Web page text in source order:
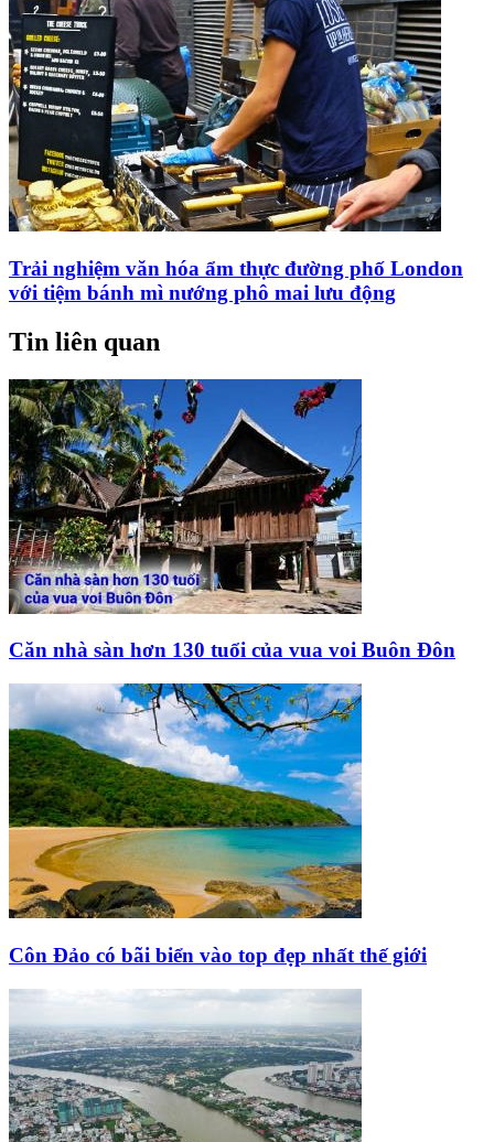
Trải nghiệm văn hóa ẩm thực đường phố London
với tiệm bánh mì nướng phô mai lưu động
Tin liên quan
Căn nhà sàn hơn 130 tuổi của vua voi Buôn Đôn
Côn Đảo có bãi biển vào top đẹp nhất thế giới